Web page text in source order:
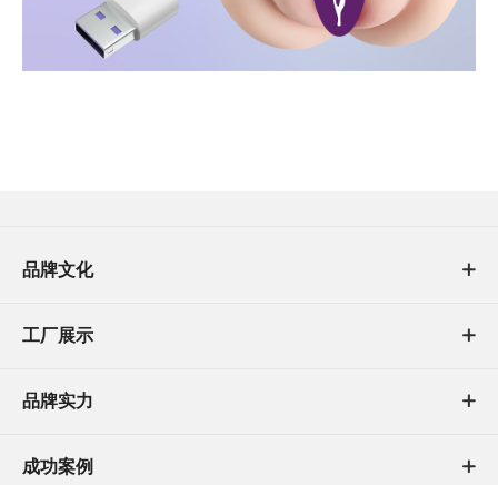
品牌文化 
工厂展示 
品牌实力 
成功案例 